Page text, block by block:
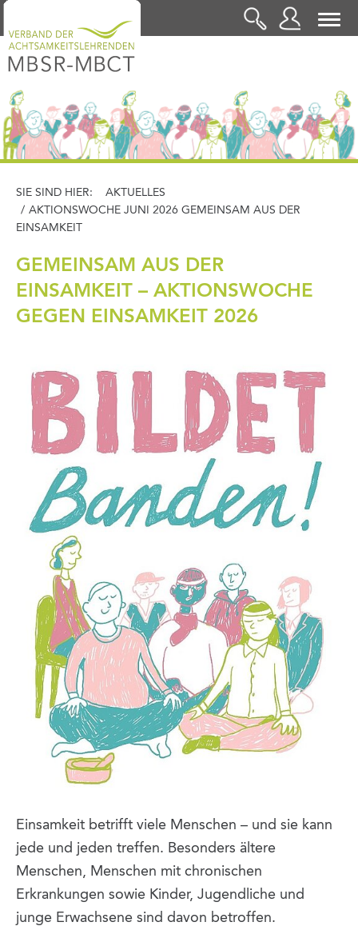
LOGIN
SIE SIND HIER:
AKTUELLES
/ AKTIONSWOCHE JUNI 2026 GEMEINSAM AUS DER
EINSAMKEIT
GEMEINSAM AUS DER
EINSAMKEIT – AKTIONSWOCHE
GEGEN EINSAMKEIT 2026
Einsamkeit betrifft viele Menschen – und sie kann
jede und jeden treffen. Besonders ältere
Menschen, Menschen mit chronischen
Erkrankungen sowie Kinder, Jugendliche und
junge Erwachsene sind davon betroffen.